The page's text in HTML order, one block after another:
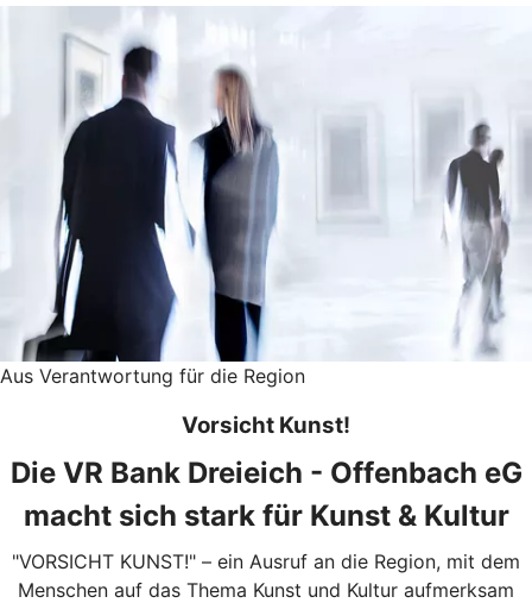
Aus Verantwortung für die Region
Vorsicht Kunst!
Die VR Bank Dreieich - Offenbach eG
macht sich stark für Kunst & Kultur
"VORSICHT KUNST!" – ein Ausruf an die Region, mit dem
Menschen auf das Thema Kunst und Kultur aufmerksam